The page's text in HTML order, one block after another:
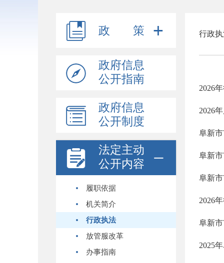
政 策
政府信息
公开指南
政府信息
公开制度
法定主动
公开内容
履职依据
机关简介
行政执法
放管服改革
办事指南
行政
2026
2026
阜新
阜新
阜新
2026
阜新
2025